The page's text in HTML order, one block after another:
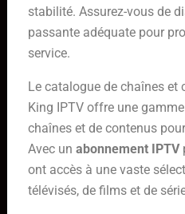
stabilité. Assurez-vous de
passante adéquate pour
service.
Le catalogue de chaînes
King IPTV offre une
chaînes et de contenus
Avec un abonnement IPTV
ont accès à une vaste
télévisés, de films et de